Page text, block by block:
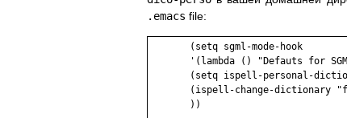
.emacs file:
       (setq sgml-mode-hook
'(lambda () "Defauts for
(setq ispell-personal-
(ispell-change-dictionary
       ))